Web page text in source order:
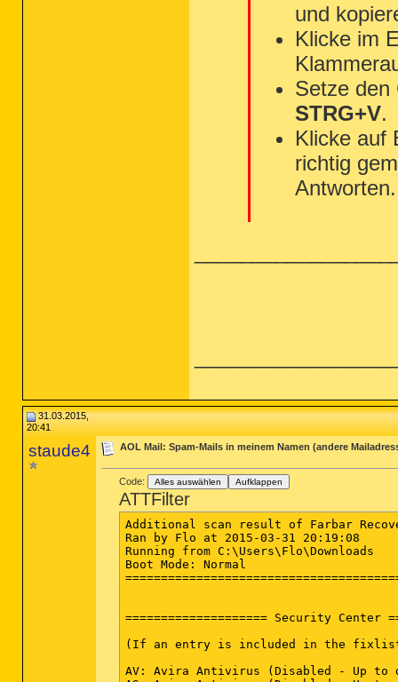
und
Klicke im
Setze den
STRG+V.
Klicke auf
richtig
Antworten.
31.03.2015,
20:41
staude4 AOL Mail: Spam-Mails in meinem Namen (andere
Code: Alles auswählen Aufklappen
ATTFilter
Additional scan result of Farbar Recovery Scan Tool (x64) Version: 11-03-2015
Ran by Flo at 2015-03-31 20:19:08
Running from C:\Users\Flo\Downloads
Boot Mode: Normal
==========================================================


==================== Security Center ========================

(If an entry is included in the fixlist, it will be removed.)

AV: Avira Antivirus (Disabled - Up to date) {4D041356-F94D-285F-8768-AAE50FA36859}
AS: Avira Antivirus (Disabled - Up to date) {F665F2B2-DF77-27D1-BDD8-9197742422E4}
AS: Windows Defender (Enabled - Up to date) {D68DDC3A-831F-4fae-9E44-DA132C1ACF46}

==================== Installed Programs ======================

(Only the adware programs with "hidden" flag could be added to the fixlist to unhide them. The adware programs should be uninstalled manually.)

AAVUpdateManager (HKLM-x32\...\{AFA42FE1-A5C3-485F-9180-BFCF5BF1F1C3}) (Version: 18.00.0000 - Wolters Kluwer Deutschland GmbH)
ABBYY FineReader 9.0 Sprint (HKLM-x32\...\ABBYY FineReader 9.0 Sprint) (Version: 9.01.513.58212 - ABBYY)
ABBYY FineReader 9.0 Sprint (x32 Version: 9.01.513.58212 - ABBYY) Hidden
Acer Crystal Eye Webcam (HKLM-x32\...\{7760D94E-B1B5-40A0-9AA0-ABF942108755}) (Version: 5.2.7.1 - Suyin Optronics Corp)
Acer ePower Management (HKLM-x32\...\{3DB0448D-AD82-4923-B305-D001E521A964}) (Version: 4.05.3004 - Acer Incorporated)
Acer eRecovery Management (HKLM-x32\...\{7F811A54-5A09-4579-90E1-C93498E230D9}) (Version: 4.05.3005 - Acer Incorporated)
Acer GridVista (HKLM-x32\...\GridVista) (Version: 3.01.0730 - Acer Inc.)
Acer ScreenSaver (HKLM-x32\...\Acer Screensaver) (Version: 1.01.0805 - Acer Incorporated)
Acer VCM (HKLM-x32\...\{047F790A-7A2A-4B6A-AD02-38092BA63DAC}) (Version: 4.05.3000 - Acer Incorporated)
Acrobat.com (HKLM-x32\...\{287ECFA4-719A-2143-A09B-D6A12DE54E40}) (Version: 1.6.65 - Adobe Systems Incorporated)
Adobe Flash Player 16 ActiveX (HKLM-x32\...\Adobe Flash Player ActiveX) (Version: 16.0.0.305 - Adobe Systems Incorporated)
Adobe Flash Player 16 NPAPI (HKLM-x32\...\Adobe Flash Player NPAPI) (Version: 16.0.0.305 - Adobe Systems Incorporated)
Adobe Reader XI (11.0.10) - Deutsch (HKLM-x32\...\{AC76BA86-7AD7-1031-7B44-AB0000000001}) (Version: 11.0.10 - Adobe Systems Incorporated)
AllShare Framework DMS (HKLM\...\{1ABC9BD2-7E06-4D70-929B-AC1B6461A8B2}) (Version: 1.3.06 - Samsung)
AllShare Play 1.5.0.1301241209 (HKLM\...\8474-7877-9059-0204) (Version: 1.5.0.1301241209 - Copyright 2013 SAMSUNG)
Amazon Cloud Player (HKU\S-1-5-21-2279180937-937138142-591483040-1000\...\Amazon Amazon Cloud Player) (Version: 2.4.0.26 - Amazon Services LLC)
Any DVD Cloner Platinum 1.3.1 (HKLM-x32\...\Any DVD Cloner Platinum_is1) (Version:  - dvdsmith.com)
Apple Software Update (HKLM-x32\...\{789A5B64-9DD9-4BA5-915A-F0FC0A1B7BFE}) (Version: 2.1.3.127 - Apple Inc.)
Atheros Communications Inc.(R) AR81Family Gigabit/Fast Ethernet Driver (HKLM-x32\...\{3108C217-BE83-42E4-AE9E-A56A2A92E549}) (Version: 1.0.0.10 - Atheros Communications Inc.)
Avira (HKLM-x32\...\{70e83cd8-4bd5-4039-ab5a-6b94a8abb641}) (Version: 1.1.21.25162 - Avira Operations GmbH & Co. KG)
Avira (x32 Version: 1.1.21.25162 - Avira Operations GmbH & Co. KG) Hidden
Avira Antivirus (HKLM-x32\...\Avira Antivirus) (Version: 15.0.9.502 - Avira Operations GmbH & Co. KG)
AVM FRITZ!Box Dokumentation (HKLM-x32\...\AVMFBox) (Version:  - AVM Berlin)
AVM FRITZ!Box Druckeranschluss (HKLM-x32\...\AVMFBoxPrinter) (Version:  - AVM Berlin)
CDBurnerXP (HKLM-x32\...\{7E265513-8CDA-4631-B696-F40D983F3B07}_is1) (Version: 4.5.1.4003 - CDBurnerXP)
Conexant HD Audio (HKLM\...\CNXT_AUDIO_HDA) (Version: 4.98.9.0 - Conexant)
Druckerdeinstallation für EPSON SX430 Series (HKLM\...\EPSON SX430 Series) (Version:  - SEIKO EPSON Corporation)
ElsterFormular 11.1.0 (HKLM-x32\...\ElsterFormular 11.1.0 11.1.0.***unknown variable buildnummer***) (Version: 11.1.0.***unknown variable buildnummer*** - Landesfinanzdirektion Thüringen)
Epson Easy Photo Print 2 (HKLM-x32\...\{A02D7029-C4EF-44C1-9FD4-C0D3CA518113}) (Version: 2.2.4.0 - SEIKO EPSON CORPORATION)
Epson Easy Photo Print Plug-in for PMB(Picture Motion Browser) (HKLM-x32\...\{B2D55EB8-32C5-4B43-9006-9E97DECBA178}) (Version: 1.00.0000 - SEIKO EPSON CORPORATION)
Epson Event Manager (HKLM-x32\...\{8ED43F7E-A8F6-4898-AF11-B6158F2EDF94}) (Version: 2.50.0000 - SEIKO EPSON CORPORATION)
EPSON Scan (HKLM-x32\...\EPSON Scanner) (Version:  - Seiko Epson Corporation)
EpsonNet Print (HKLM-x32\...\{3E31400D-274E-4647-916C-2CACC3741799}) (Version: 2.5.00 - SEIKO EPSON CORPORATION)
FotoPremio Gestaltungssoftware (HKLM-x32\...\{159618E2-96F1-4DD2-ADCE-B94BA7989DE7}}_is1) (Version: 3.5.9.45 - Foto Online Service GmbH)
GPL Ghostscript 8.70 (HKLM-x32\...\GPL Ghostscript 8.70) (Version:  - )
HTC Driver Installer (HKLM-x32\...\{4CEEE5D0-